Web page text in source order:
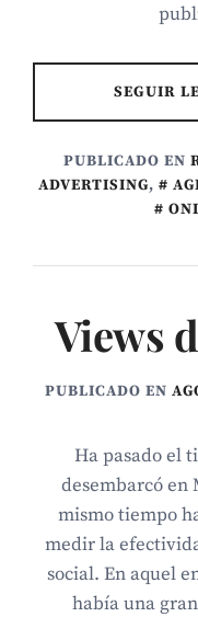
SEGUIR
PUBLICADO EN
ADVERTISING,
Views
PUBLICADO EN
Ha pasado el
desembarcó en
mismo tiempo
medir la
social. En aquel
había una